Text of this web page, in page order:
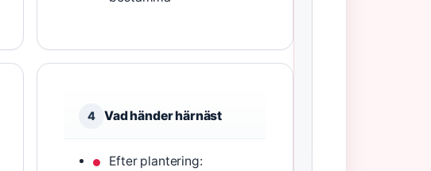
4 Vad händer härnäst
Efter plantering: